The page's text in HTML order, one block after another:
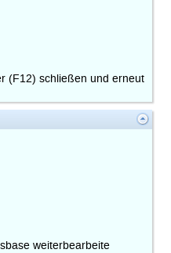
(F12) schließen und erneut
weiterbearbeite